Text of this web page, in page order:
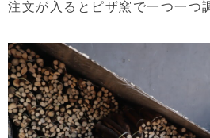
注文が入るとピザ窯で一つ一つ